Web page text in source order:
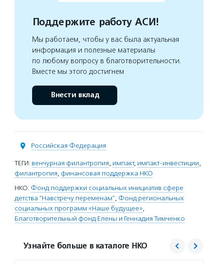
Поддержите работу АСИ!
Мы работаем, чтобы у вас была актуальная
информация и полезные материалы
по любому вопросу в благотворительности.
Вместе мы этого достигнем
Внести вклад
Российская Федерация
ТЕГИ: венчурная филантропия, импакт, импакт-инвестиции,
филантропия, финансовая поддержка НКО
НКО: Фонд поддержки социальных инициатив сфере
детства "Навстречу переменам", Фонд региональных
социальных программ «Наше будущее»,
Благотворительный фонд Елены и Геннадия Тимченко
Узнайте больше в каталоге НКО